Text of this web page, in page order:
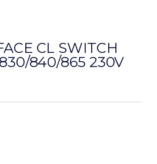
CL SWITCH
840/865 230V